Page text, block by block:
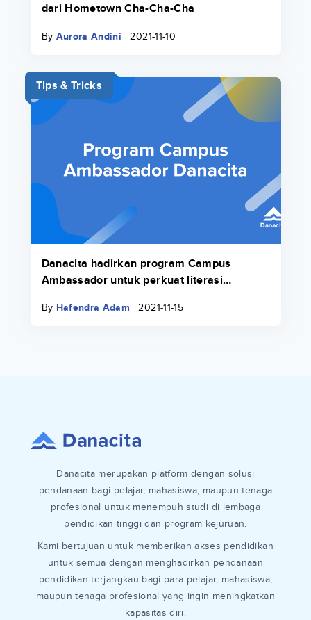
dari Hometown Cha-Cha-Cha
By Aurora Andini 2021-11-10
Tips & Tricks
Danacita hadirkan program Campus
Ambassador untuk perkuat literasi
By Hafendra Adam 2021-11-15
Danacita merupakan platform dengan solusi
pendanaan bagi pelajar, mahasiswa, maupun tenaga
profesional untuk menempuh studi di lembaga
pendidikan tinggi dan program kejuruan.
Kami bertujuan untuk memberikan akses pendidikan
untuk semua dengan menghadirkan pendanaan
pendidikan terjangkau bagi para pelajar, mahasiswa,
maupun tenaga profesional yang ingin meningkatkan
kapasitas diri.